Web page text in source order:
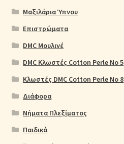
Μαξιλάρια Ύπνου
Επιστρώματα
DMC Μουλινέ
DMC Κλωστές Cotton Perle No 5
Κλωστές DMC Cotton Perle No 8
Διάφορα
Νήματα Πλεξίματος
Παιδικά